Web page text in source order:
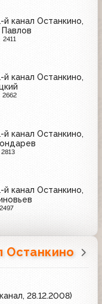
й канал Останкино,
Павлов
2411
й канал Останкино,
2662
й канал Останкино,
2813
й канал Останкино,
2497
Останкино
28.12.2008)